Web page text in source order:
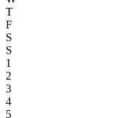
T
F
S
S
1
2
3
4
5